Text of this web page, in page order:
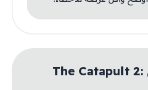
أسئلة سريعة عن The Catapult 2: